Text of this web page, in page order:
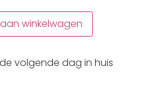
winkelwagen
volgende dag in huis